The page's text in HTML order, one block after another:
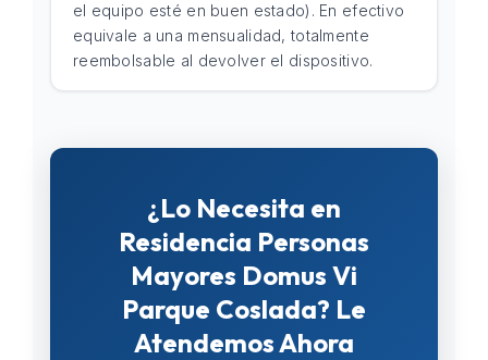
el equipo esté en buen estado). En efectivo
equivale a una mensualidad, totalmente
reembolsable al devolver el dispositivo.
¿Lo Necesita en
Residencia Personas
Mayores Domus Vi
Parque Coslada? Le
Atendemos Ahora